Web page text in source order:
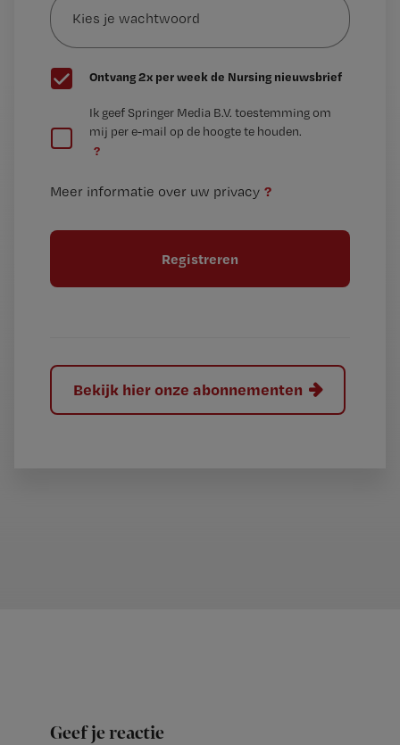
je
wachtwoord
G
e
t
Ontvang 2x per week de Nursing nieuwsbrief
e
t
l
Ik geef Springer Media B.V. toestemming om
mij per e-mail op de hoogte te houden.
?
Meer informatie over uw privacy ?
Bekijk hier onze abonnementen
Geef je reactie